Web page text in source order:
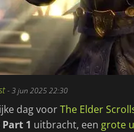
-3 jun 2025 22:30
dag voorThe Elder
1 uitbracht, een grote